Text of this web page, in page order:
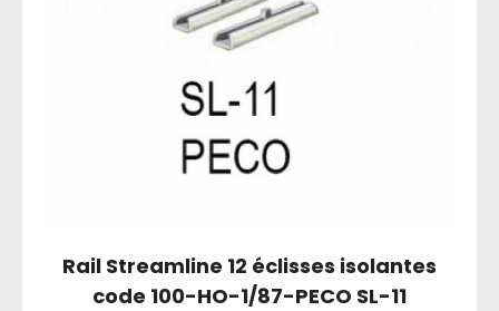
Rail Streamline 12 éclisses isolantes
code 100-HO-1/87-PECO SL-11